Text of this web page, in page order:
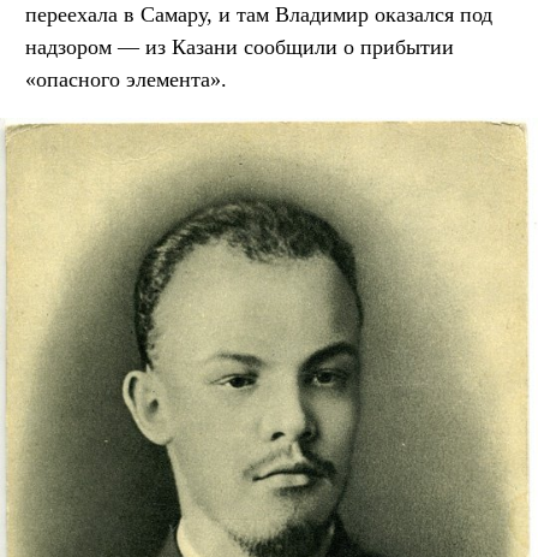
переехала в Самару, и там Владимир оказался под
надзором — из Казани сообщили о прибытии
«опасного элемента».